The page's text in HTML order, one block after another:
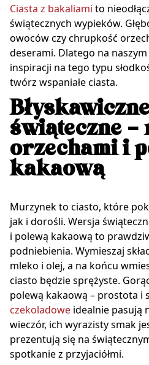
Ciasta z bakaliami to
świątecznych wypieków.
owoców czy chrupkość
deserami. Dlatego na
inspiracji na tego typu
twórz wspaniałe ciasta.
świąteczne
orzechami i
kakaową
Murzynek to ciasto, które
jak i dorośli. Wersja
i polewą kakaową to
podniebienia. Wymieszaj
mleko i olej, a na końcu
ciasto będzie sprężyste.
polewą kakaową – prostota i
czekoladowe idealnie pasują
wieczór, ich wyrazisty smak
prezentują się na
spotkanie z przyjaciółmi.